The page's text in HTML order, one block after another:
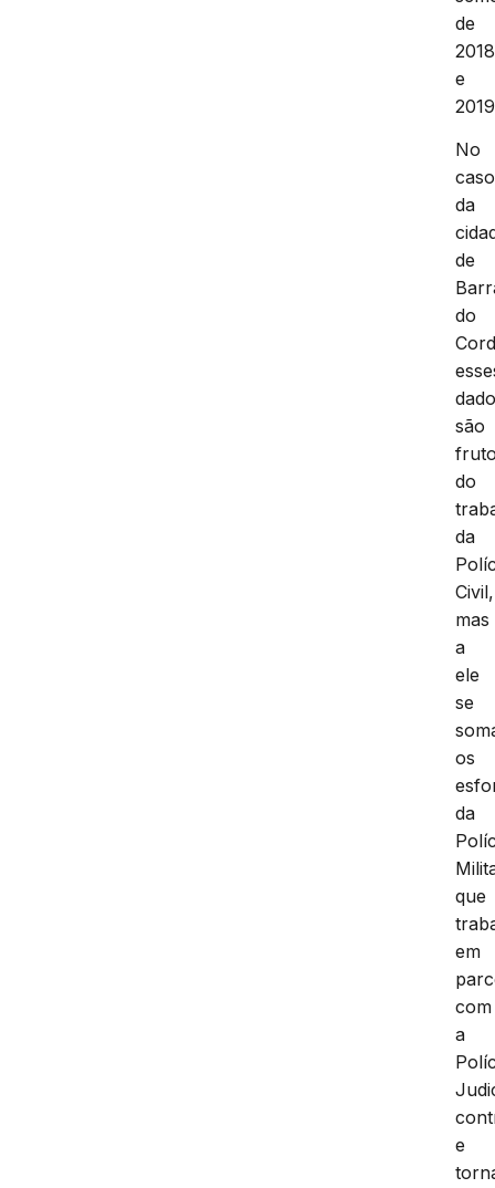
de
2018
e
No
caso
da
de
do
são
do
da
Civil,
mas
a
ele
se
os
da
que
em
com
a
e